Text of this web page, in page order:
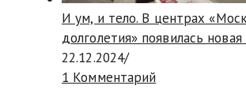
И ум, и тело. В центрах
долголетия» появилась
22.12.2024/
1 Комментарий